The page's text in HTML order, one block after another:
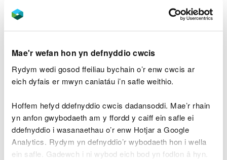
Mae'r wefan hon yn defnyddio cwcis
Rydym wedi gosod ffeiliau bychain o’r enw cwcis ar
eich dyfais er mwyn caniatáu i’n safle weithio.
Hoffem hefyd ddefnyddio cwcis dadansoddi. Mae’r rhain
yn anfon gwybodaeth am y ffordd y caiff ein safle ei
ddefnyddio i wasanaethau o’r enw Hotjar a Google
Analytics. Rydym yn defnyddio’r wybodaeth hon i wella
ein safle. Gadewch i ni wybod eich bod yn fodlon â hyn.
Rhaid i'r unigolyn sy'n gwneud cais i'w enw
Gwneud y datganiad ar
ran deiliad y drwydded
Os ydych yn llenwi'r ffurflen fel asiant, contractwr,
gweithiwr neu rôl arall, ond nad chi fyddai’r deiliad
a enwir ar y drwydded, mae angen i chi ddarparu
cadarnhad ysgrifenedig gan y person hwnnw.